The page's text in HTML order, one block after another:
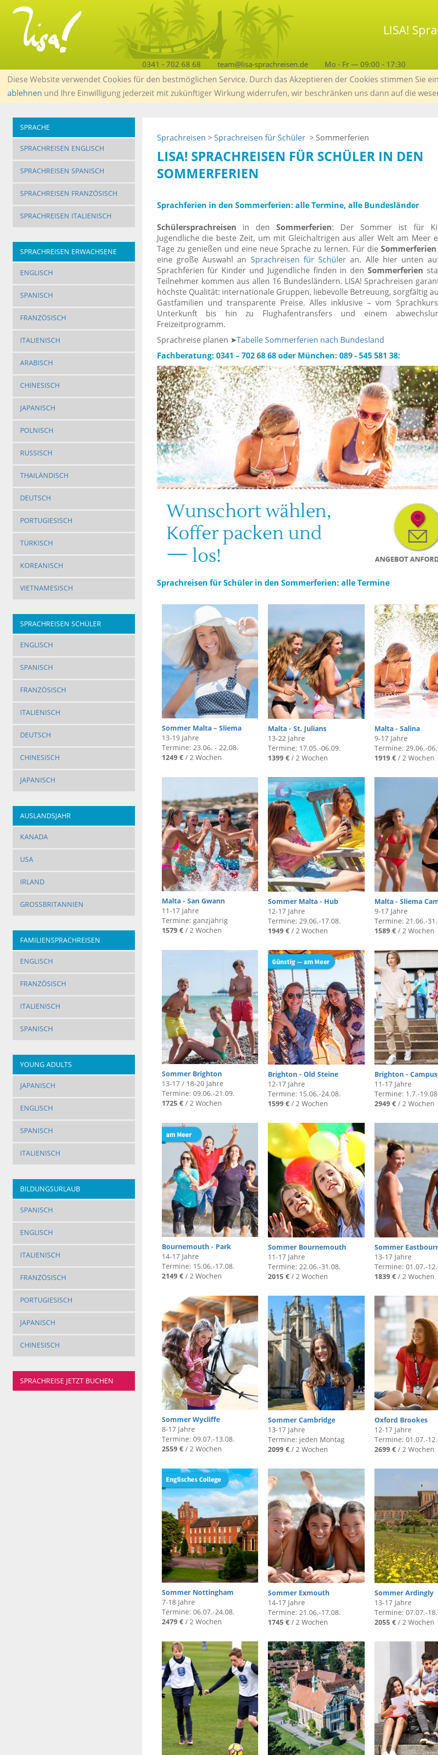
LISA!
0341 - 702 68 68 team@lisa-sprachreisen.de Mo - Fr — 09:00 - 17:30
Diese Website verwendet Cookies für den bestmöglichen Service. Durch das Akzeptieren der Cookies stimmen Sie
ablehnen und Ihre Einwilligung jederzeit mit zukünftiger Wirkung widerrufen, wir beschränken uns dann auf die
SPRACHE
SPRACHREISEN ENGLISCH
SPRACHREISEN SPANISCH
SPRACHREISEN FRANZÖSISCH
SPRACHREISEN ITALIENISCH
SPRACHREISEN ERWACHSENE
ENGLISCH
SPANISCH
FRANZÖSISCH
ITALIENISCH
ARABISCH
CHINESISCH
JAPANISCH
POLNISCH
RUSSISCH
THAILÄNDISCH
DEUTSCH
PORTUGIESISCH
TÜRKISCH
KOREANISCH
VIETNAMESISCH
SPRACHREISEN SCHÜLER
ENGLISCH
SPANISCH
FRANZÖSISCH
ITALIENISCH
DEUTSCH
CHINESISCH
JAPANISCH
AUSLANDSJAHR
KANADA
USA
IRLAND
GROSSBRITANNIEN
FAMILIENSPRACHREISEN
ENGLISCH
FRANZÖSISCH
ITALIENISCH
SPANISCH
YOUNG ADULTS
JAPANISCH
ENGLISCH
SPANISCH
ITALIENISCH
BILDUNGSURLAUB
SPANISCH
ENGLISCH
ITALIENISCH
FRANZÖSISCH
PORTUGIESISCH
JAPANISCH
CHINESISCH
SPRACHREISE JETZT BUCHEN
Sprachreisen >Sprachreisen für Schüler> Sommerferien
LISA! SPRACHREISEN FÜR SCHÜLER IN DEN
SOMMERFERIEN
Sprachferien in den Sommerferien: alle Termine, alle Bundesländer
Schülersprachreisen in denSommerferien: Der Sommer ist für
Jugendliche die beste Zeit, um mit Gleichaltrigen aus aller Welt am Meer
Tage zu genießen und eine neue Sprache zu lernen. Für die Sommerferien
eine große Auswahl an Sprachreisen für Schüler an. Alle hier unten
Sprachferien für Kinder und Jugendliche finden in den Sommerferien
Teilnehmer kommen aus allen 16 Bundesländern. LISA! Sprachreisen
höchste Qualität: internationale Gruppen, liebevolle Betreuung, sorgfältig
Gastfamilien und transparente Preise. Alles inklusive – vom
Unterkunft bis hin zu Flughafentransfers und einem
Freizeitprogramm.
Sprachreise planen ➤Tabelle Sommerferien nach Bundesland
Fachberatung: 0341 – 702 68 68 oder München: 089 - 545 581 38:
Sprachreisen für Schüler in den Sommerferien: alle Termine
Sommer Malta – Sliema
13-19 Jahre
Termine: 23.06. - 22.08.
1249 €/ 2 Wochen
Malta - St. Julians
13-22 Jahre
Termine: 17.05.-06.09.
1399 €/ 2 Wochen
Malta - Salina
9-17 Jahre
Termine: 29.06.-
1919 €/ 2 Wochen
Malta - San Gwann
11-17 Jahre
Termine: ganzjährig
1579 €/ 2 Wochen
Sommer Malta - Hub
12-17 Jahre
Termine: 29.06.-17.08.
1949 €/ 2 Wochen
Malta - Sliema
9-17 Jahre
Termine: 21.06.-
1589 €/ 2 Wochen
Sommer Brighton
13-17 / 18-20 Jahre
Termine: 09.06.-21.09.
1725 €/ 2 Wochen
Brighton - Old Steine
12-17 Jahre
Termine: 15.06.-24.08.
1599 €/ 2 Wochen
Brighton - Campus
11-17 Jahre
Termine: 1.7.-
2949 €/ 2 Wochen
Bournemouth - Park
14-17 Jahre
Termine: 15.06.-17.08.
2149 €/ 2 Wochen
Sommer Bournemouth
11-17 Jahre
Termine: 22.06.-31.08.
2015 €/ 2 Wochen
Sommer
13-17 Jahre
Termine: 01.07.-
1839 €/ 2 Wochen
Sommer Wycliffe
8-17 Jahre
Termine: 09.07.-13.08.
2559 €/ 2 Wochen
Sommer Cambridge
13-17 Jahre
Termine: jeden Montag
2099 €/ 2 Wochen
Oxford Brookes
12-17 Jahre
Termine: 01.07.-
2699 €/ 2 Wochen
Sommer Nottingham
7-18 Jahre
Termine: 06.07.-24.08.
2479 €/ 2 Wochen
Sommer Exmouth
14-17 Jahre
Termine: 21.06.-17.08.
1745 €/ 2 Wochen
Sommer Ardingly
13-17 Jahre
Termine: 07.07.-
2055 €/ 2 Wochen